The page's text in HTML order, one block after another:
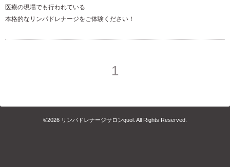
医療の現場でも行われている
本格的なリンパドレナージをご体験ください！
1
©2026 リンパドレナージサロンquol . All Rights Reserved.